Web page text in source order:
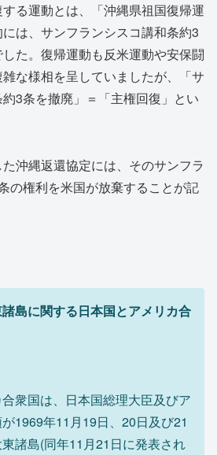
る運動とは、「沖縄県祖国復帰運
は、サンフランシスコ講和条約3
た。復帰運動も反米運動や安保闘
な様相を呈していましたが、「サ
3条を撤廃」＝「主権回復」とい
沖縄返還協定には、そのサンフラ
の権利を米国が放棄することが記
島に関する日本国とアメリカ合
衆国は、日本国総理大臣及びア
1969年11月19日、20日及び21
諸島(同年11月21日に発表され